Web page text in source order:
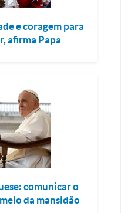
e coragem para
afirma Papa
comunicar o
da mansidão